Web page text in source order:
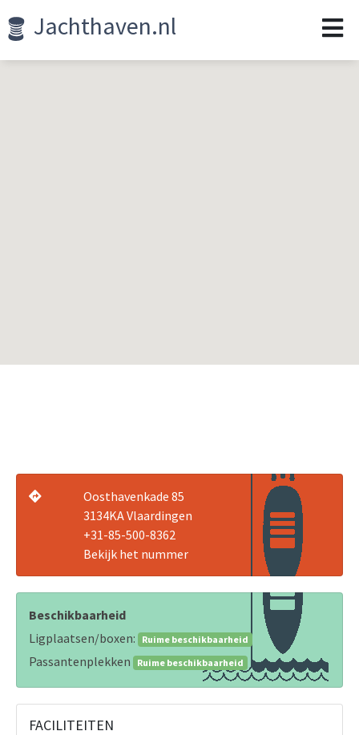
Jachthaven.nl
Oosthavenkade 85
3134KA Vlaardingen
+31-85-500-8362
Bekijk het nummer
Beschikbaarheid
Ligplaatsen/boxen:
Ruime beschikbaarheid
Passantenplekken Ruime beschikbaarheid
FACILITEITEN